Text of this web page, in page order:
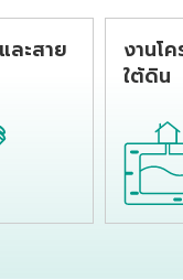
ละสาย
งานโ
ใต้ดิน